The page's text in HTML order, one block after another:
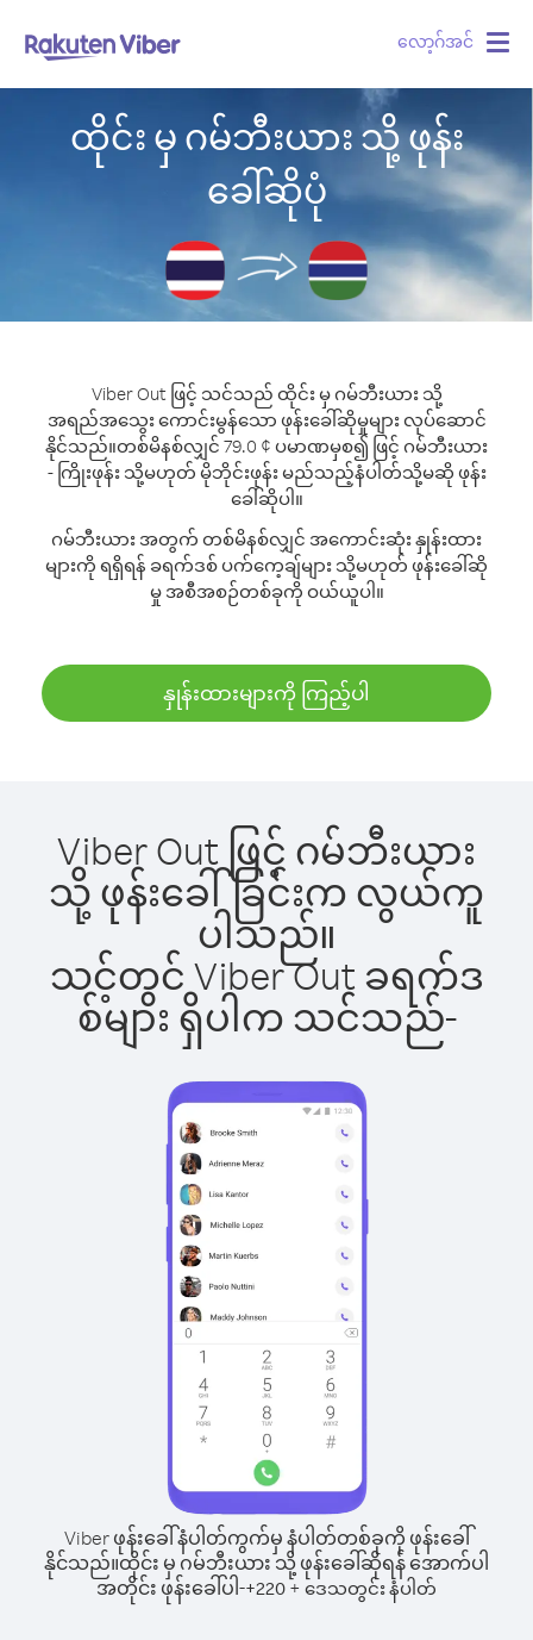
လော့ဂ်အင်
ထိုင်း မှ ဂမ်ဘီးယား သို့ ဖုန်း
ခေါ်ဆိုပုံ
Viber Out ဖြင့် သင်သည် ထိုင်း မှ ဂမ်ဘီးယား သို့
အရည်အသွေး ကောင်းမွန်သော ဖုန်းခေါ်ဆိုမှုများ လုပ်ဆောင်
နိုင်သည်။တစ်မိနစ်လျှင် 79.0 ¢ ပမာဏမှစ၍ ဖြင့် ဂမ်ဘီးယား
- ကြိုးဖုန်း သို့မဟုတ် မိုဘိုင်းဖုန်း မည်သည့်နံပါတ်သို့မဆို ဖုန်း
ခေါ်ဆိုပါ။
ဂမ်ဘီးယား အတွက် တစ်မိနစ်လျှင် အကောင်းဆုံး နှုန်းထား
များကို ရရှိရန် ခရက်ဒစ် ပက်ကေ့ချ်များ သို့မဟုတ် ဖုန်းခေါ်ဆို
မှု အစီအစဉ်တစ်ခုကို ဝယ်ယူပါ။
နှုန်းထားများကို ကြည့်ပါ
Viber Out ဖြင့် ဂမ်ဘီးယား
သို့ ဖုန်းခေါ်ခြင်းက လွယ်ကူ
ပါသည်။
သင့်တွင် Viber Out ခရက်ဒ
စ်များ ရှိပါက သင်သည်-
Viber ဖုန်းခေါ်နံပါတ်ကွက်မှ နံပါတ်တစ်ခုကို ဖုန်းခေါ်
နိုင်သည်။ထိုင်း မှ ဂမ်ဘီးယား သို့ ဖုန်းခေါ်ဆိုရန် အောက်ပါ
အတိုင်း ဖုန်းခေါ်ပါ-+220 + ဒေသတွင်း နံပါတ်